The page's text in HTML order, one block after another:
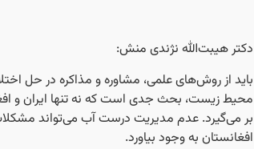
‏دکتر هیبت‌الله نژندی منش:
باید از روش‌های علمی، مشاوره و مذاکره در حل
محیط زیست، بحث جدی است که نه تنها ایران و
بر می‌گیرد. عدم مدیریت درست آب می‌تواند مشکلات
افغانستان به وجود بیاورد.